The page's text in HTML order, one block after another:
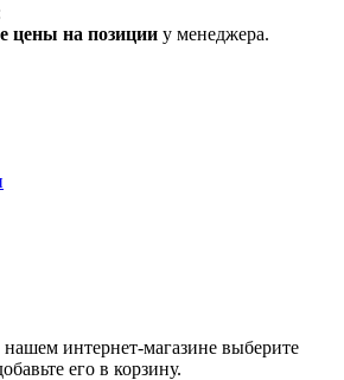
цены на позиции у менеджера.
интернет-магазине выберите
его в корзину.